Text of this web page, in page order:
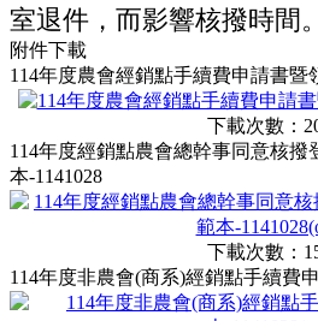
室退件，而影響核撥時間。
附件下載
114年度農會經銷點手續費申請書暨
下載次數：
114年度經銷點農會總幹事同意核撥
本-1141028
下載次數：
114年度非農會(商系)經銷點手續費